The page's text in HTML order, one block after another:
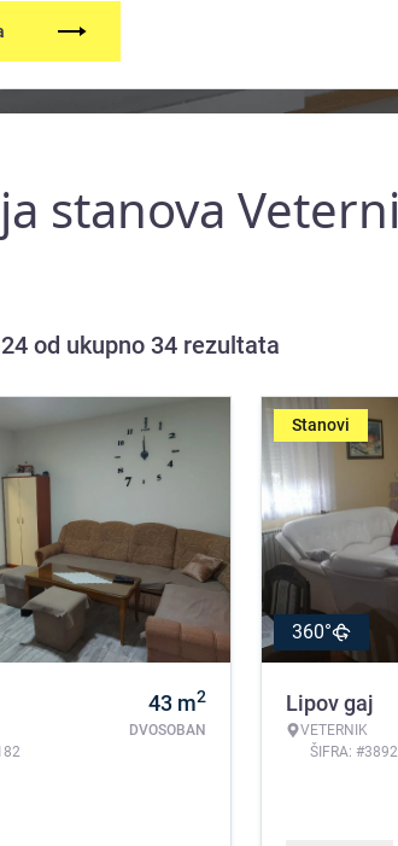
stanova
od ukupno 34 rezultata
43 m2
DVOSOBAN
Stanovi
360°
Lipov gaj
VETERNIK
ŠIFRA: